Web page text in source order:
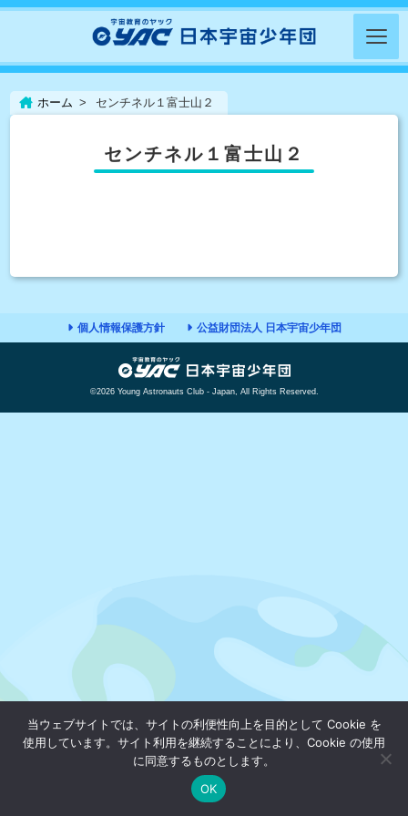
ホーム センチネル１富士山２
センチネル１富士山２
個人情報保護方針 公益財団法人 日本宇宙少年団
©2026 Young Astronauts Club - Japan, All Rights Reserved.
当ウェブサイトでは、サイトの利便性向上を目的として Cookie を
使用しています。サイト利用を継続することにより、Cookie の使用
に同意するものとします。
OK